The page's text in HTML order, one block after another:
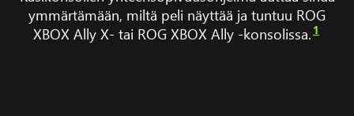
Gears
Tactic,
ymmärtämään, miltä peli näyttää ja tuntuu ROG
XBOX Ally X- tai ROG XBOX Ally -konsolissa. 1